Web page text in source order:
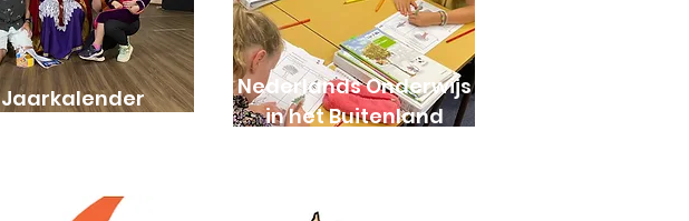
Jaarkalender
Nederlands Onderwijs
in het Buitenland